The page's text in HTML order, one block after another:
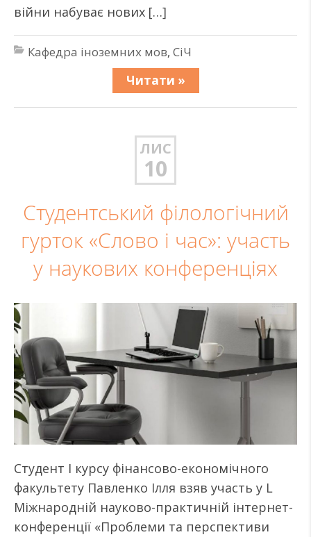
війни набуває нових […]
Кафедра іноземних мов, СіЧ
Читати »
ЛИС
10
Студентський філологічний
гурток «Слово і час»: участь
у наукових конференціях
Студент I курсу фінансово-економічного
факультету Павленко Ілля взяв участь у L
Міжнародній науково-практичній інтернет-
конференції «Проблеми та перспективи